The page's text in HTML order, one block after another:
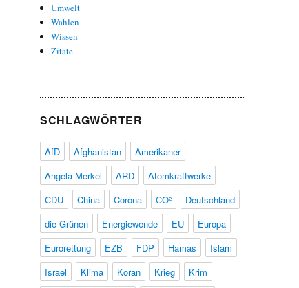
Umwelt
Wahlen
Wissen
Zitate
SCHLAGWÖRTER
AfD Afghanistan
Amerikaner
Angela Merkel
ARD
Atomkraftwerke
CDU
China Corona CO²
Deutschland
die Grünen
Energiewende EU
Europa
Eurorettung
EZB FDP Hamas
Islam
Israel
Klima Koran Krieg
Krim